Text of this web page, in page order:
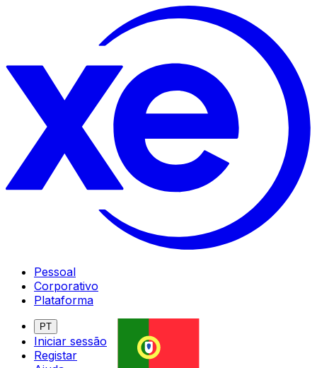
Pessoal
Corporativo
Plataforma
PT
Iniciar sessão
Registar